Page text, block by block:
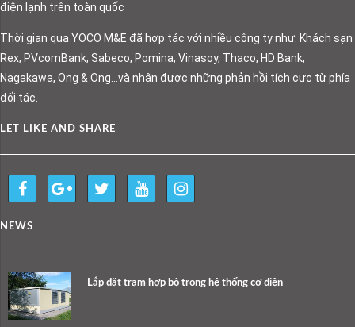
điện lạnh trên toàn quốc
Thời gian qua YOCO M&E đã hợp tác với nhiều công ty như: Khách sạn
Rex, PVcomBank, Sabeco, Pomina, Vinasoy, Thaco, HD Bank,
Nagakawa, Ong & Ong…và nhận được những phản hồi tích cực từ phía
đối tác.
LET LIKE AND SHARE
NEWS
Lắp đặt trạm hợp bộ trong hệ thống cơ điện